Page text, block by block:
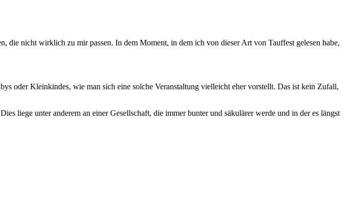
nicht wirklich zu mir passen. In dem Moment, in dem ich von dieser Art von Tauffest gelesen habe,
oder Kleinkindes, wie man sich eine solche Veranstaltung vielleicht eher vorstellt. Das ist kein Zufall,
liege unter anderem an einer Gesellschaft, die immer bunter und säkulärer werde und in der es längst